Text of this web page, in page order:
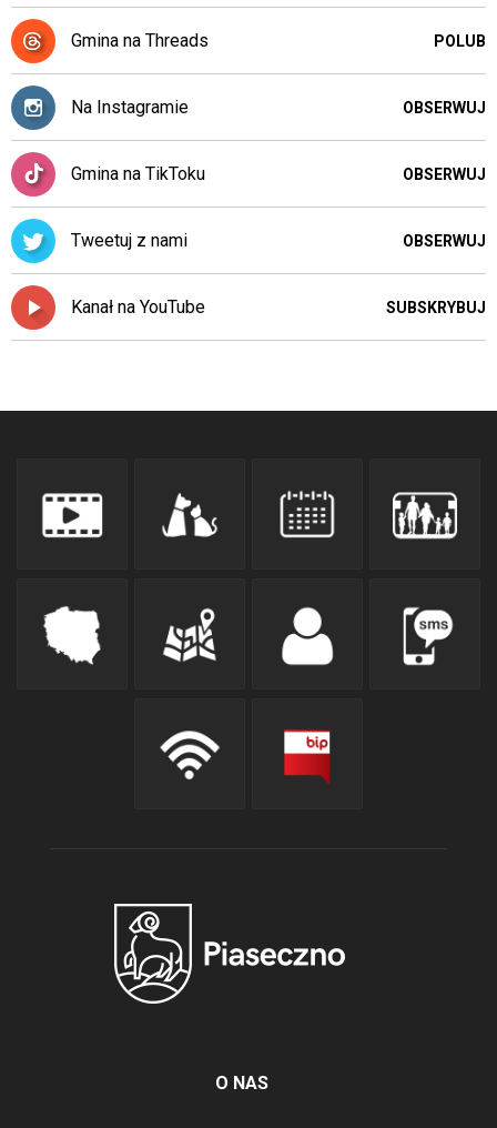
Gmina na Threads POLUB
Na Instagramie OBSERWUJ
Gmina na TikToku OBSERWUJ
Tweetuj z nami OBSERWUJ
Kanał na YouTube SUBSKRYBUJ
O NAS